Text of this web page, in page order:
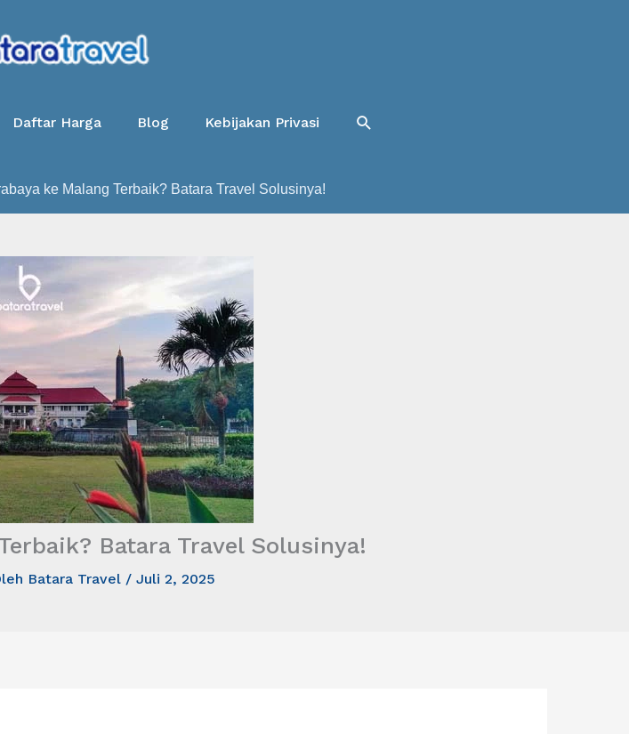
Daftar Harga Blog Kebijakan Privasi Cari
ke Malang Terbaik? Batara Travel Solusinya!
Batara Travel Solusinya!
Batara Travel / Juli 2, 2025